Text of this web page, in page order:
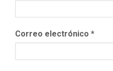
Correo electrónico *